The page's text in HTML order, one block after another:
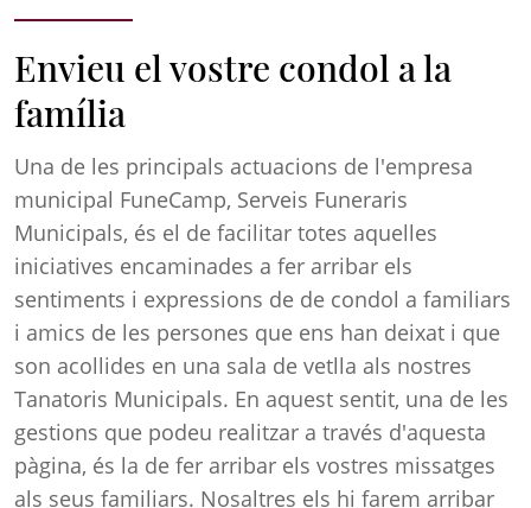
Envieu el vostre condol a la
família
Una de les principals actuacions de l'empresa
municipal FuneCamp, Serveis Funeraris
Municipals, és el de facilitar totes aquelles
iniciatives encaminades a fer arribar els
sentiments i expressions de de condol a familiars
i amics de les persones que ens han deixat i que
son acollides en una sala de vetlla als nostres
Tanatoris Municipals. En aquest sentit, una de les
gestions que podeu realitzar a través d'aquesta
pàgina, és la de fer arribar els vostres missatges
als seus familiars. Nosaltres els hi farem arribar